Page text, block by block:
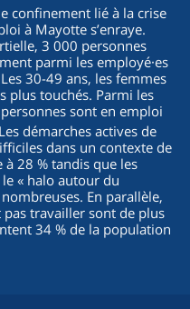
confinement lié à la crise
à Mayotte s’enraye.
3 000 personnes
parmi les employé·es
30-49 ans, les femmes
plus touchés. Parmi les
sont en emploi
démarches actives de
dans un contexte de
28 % tandis que les
« halo autour du
En parallèle,
travailler sont de plus
34 % de la population